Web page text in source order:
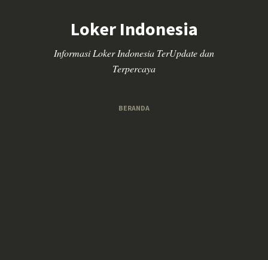
Loker Indonesia
Informasi Loker Indonesia TerUpdate dan
Terpercaya
BERANDA